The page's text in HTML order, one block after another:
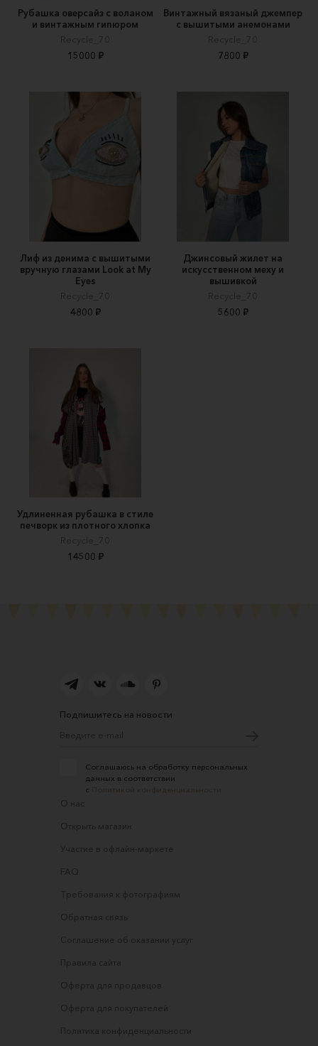
Рубашка оверсайз с воланом
и винтажным гипюром
Recycle_70
15000 ₽
Винтажный вязаный джемпер
с вышитыми анемонами
Recycle_70
7800 ₽
Лиф из денима с вышитыми
вручную глазами Look at My
Eyes
Recycle_70
4800 ₽
Джинсовый жилет на
искусственном меху и
вышивкой
Recycle_70
5600 ₽
Удлиненная рубашка в стиле
печворк из плотного хлопка
Recycle_70
14500 ₽
Подпишитесь на новости
Соглашаюсь на обработку персональных
данных в соответствии
с
О нас
Открыть магазин
Участие в офлайн-маркете
FAQ
Требования к фотографиям
Обратная связь
Соглашение об оказании услуг
Правила сайта
Оферта для продавцов
Оферта для покупателей
Политика конфиденциальности